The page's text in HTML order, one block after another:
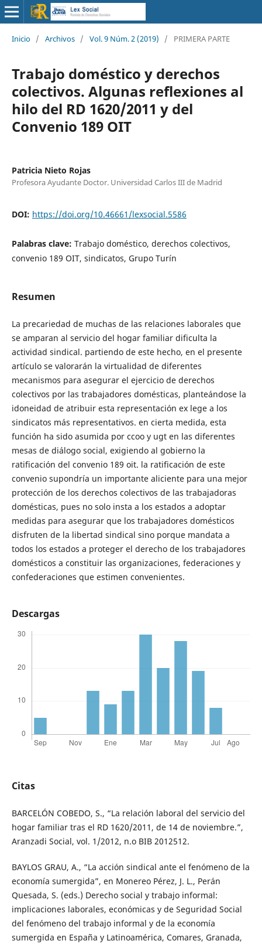
Inicio / Archivos / Vol. 9 Núm. 2 (2019) / PRIMERA PARTE
Trabajo doméstico y derechos
colectivos. Algunas reflexiones al
hilo del RD 1620/2011 y del
Convenio 189 OIT
Patricia Nieto Rojas
Profesora Ayudante Doctor. Universidad Carlos III de Madrid
DOI: https://doi.org/10.46661/lexsocial.5586
Palabras clave: Trabajo doméstico, derechos colectivos,
convenio 189 OIT, sindicatos, Grupo Turín
Resumen
La precariedad de muchas de las relaciones laborales que
se amparan al servicio del hogar familiar dificulta la
actividad sindical. partiendo de este hecho, en el presente
artículo se valorarán la virtualidad de diferentes
mecanismos para asegurar el ejercicio de derechos
colectivos por las trabajadores domésticas, planteándose la
idoneidad de atribuir esta representación ex lege a los
sindicatos más representativos. en cierta medida, esta
función ha sido asumida por ccoo y ugt en las diferentes
mesas de diálogo social, exigiendo al gobierno la
ratificación del convenio 189 oit. la ratificación de este
convenio supondría un importante aliciente para una mejor
protección de los derechos colectivos de las trabajadoras
domésticas, pues no solo insta a los estados a adoptar
medidas para asegurar que los trabajadores domésticos
disfruten de la libertad sindical sino porque mandata a
todos los estados a proteger el derecho de los trabajadores
domésticos a constituir las organizaciones, federaciones y
confederaciones que estimen convenientes.
Descargas
Citas
BARCELÓN COBEDO, S., “La relación laboral del servicio del
hogar familiar tras el RD 1620/2011, de 14 de noviembre.”,
Aranzadi Social, vol. 1/2012, n.o BIB 2012512.
BAYLOS GRAU, A., “La acción sindical ante el fenómeno de la
economía sumergida”, en Monereo Pérez, J. L., Perán
Quesada, S. (eds.) Derecho social y trabajo informal:
implicaciones laborales, económicas y de Seguridad Social
del fenómeno del trabajo informal y de la economía
sumergida en España y Latinoamérica, Comares, Granada,